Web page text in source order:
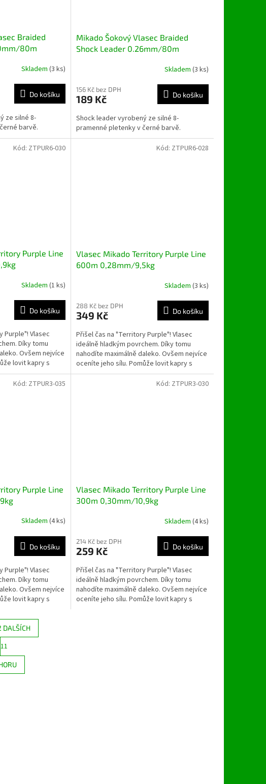
Braided
80m
Skladem (3 ks)
Do košíku
ze silné 8-
barvě.
Mikado Šokový Vlasec Braided
Shock Leader 0.26mm/80m
Skladem (3 ks)
156 Kč bez DPH
189 Kč Do košíku
Shock leader vyrobený ze silné 8-
pramenné pletenky v černé barvě.
Purple Line
Skladem (1 ks)
Do košíku
Purple"! Vlasec
Díky tomu
Ovšem nejvíce
lovit kapry s
Kód: ZTPUR6-030
Vlasec Mikado Territory Purple Line
600m 0,28mm/9,5kg
Skladem (3 ks)
288 Kč bez DPH
349 Kč Do košíku
Přišel čas na "Territory Purple"! Vlasec
ideálně hladkým povrchem. Díky tomu
nahodíte maximálně daleko. Ovšem nejvíce
oceníte jeho sílu. Pomůže lovit kapry s
hmotností vyšší než...
Kód: ZTPUR6-028
Purple Line
Skladem (4 ks)
Do košíku
Purple"! Vlasec
Díky tomu
Ovšem nejvíce
lovit kapry s
Kód: ZTPUR3-035
Vlasec Mikado Territory Purple Line
300m 0,30mm/10,9kg
Skladem (4 ks)
214 Kč bez DPH
259 Kč Do košíku
Přišel čas na "Territory Purple"! Vlasec
ideálně hladkým povrchem. Díky tomu
nahodíte maximálně daleko. Ovšem nejvíce
oceníte jeho sílu. Pomůže lovit kapry s
Kód: ZTPUR3-030
DALŠÍCH
11